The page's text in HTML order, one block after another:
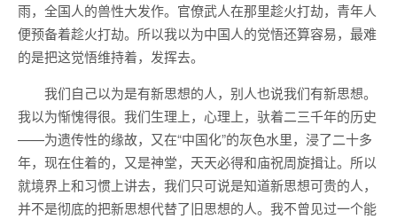
雨，全国人的兽性大发作。官僚武人在那里趁火打劫，青年人
便预备着趁火打劫。所以我以为中国人的觉悟还算容易，最难
的是把这觉悟维持着，发挥去。
我们自己以为是有新思想的人，别人也说我们有新思想。
我以为惭愧得很。我们生理上，心理上，驮着二三千年的历史
——为遗传性的缘故，又在“中国化”的灰色水里，浸了二十多
年，现在住着的，又是神堂，天天必得和庙祝周旋揖让。所以
就境界上和习惯上讲去，我们只可说是知道新思想可贵的人，
并不是彻底的把新思想代替了旧思想的人。我不曾见过一个能